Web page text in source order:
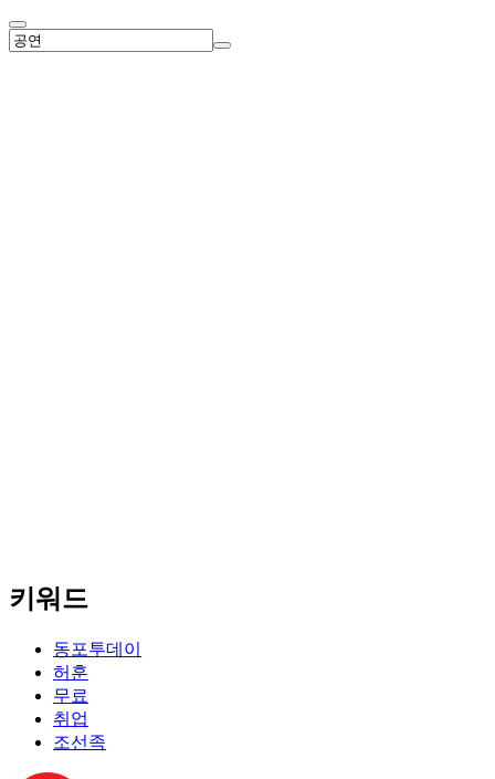
키워드
동포투데이
허훈
무료
취업
조선족